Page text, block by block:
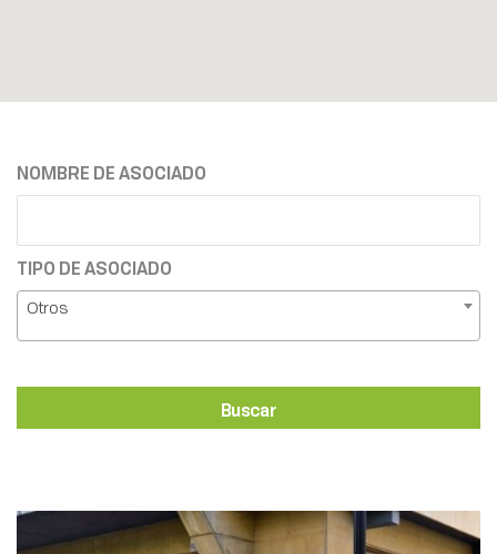
NOMBRE DE ASOCIADO
TIPO DE ASOCIADO
Otros
Buscar